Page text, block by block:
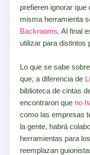
prefieren ignorar
misma herramienta
Backrooms. Al final
utilizar para distintos
Lo que se sabe
que, a diferencia de
biblioteca de cintas
encontraron que no
como las empresas
la gente, habrá
herramientas para
reemplazan